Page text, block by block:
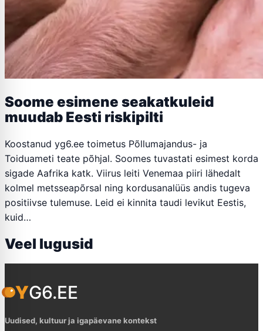
Soome esimene seakatkuleid
muudab Eesti riskipilti
Koostanud yg6.ee toimetus Põllumajandus- ja
Toiduameti teate põhjal. Soomes tuvastati esimest korda
sigade Aafrika katk. Viirus leiti Venemaa piiri lähedalt
kolmel metsseapõrsal ning kordusanalüüs andis tugeva
positiivse tulemuse. Leid ei kinnita taudi levikut Eestis,
kuid…
Veel lugusid
YG6.EE
Uudised, kultuur ja igapäevane kontekst